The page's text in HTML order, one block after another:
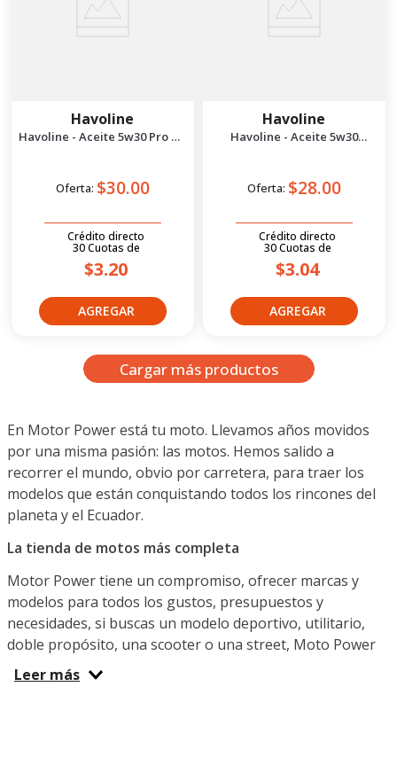
Havoline
Havoline - Aceite 5w30 Pro DS
Oferta: $30.00
Crédito directo
30Cuotas de
$3.20
Havoline
Havoline - Aceite 5w30
Oferta: $28.00
Crédito directo
30Cuotas de
$3.04
En Motor Power está tu moto. Llevamos años movidos
por una misma pasión: las motos. Hemos salido a
recorrer el mundo, obvio por carretera, para traer los
modelos que están conquistando todos los rincones del
planeta y el Ecuador.
La tienda de motos más completa
Motor Power tiene un compromiso, ofrecer marcas y
modelos para todos los gustos, presupuestos y
necesidades, si buscas un modelo deportivo, utilitario,
doble propósito, una scooter o una street, Moto Power
Ecuador es el lugar indicado. Ya sea que busques una
moto potente para la diversión, una pequeña y versátil
Leer más